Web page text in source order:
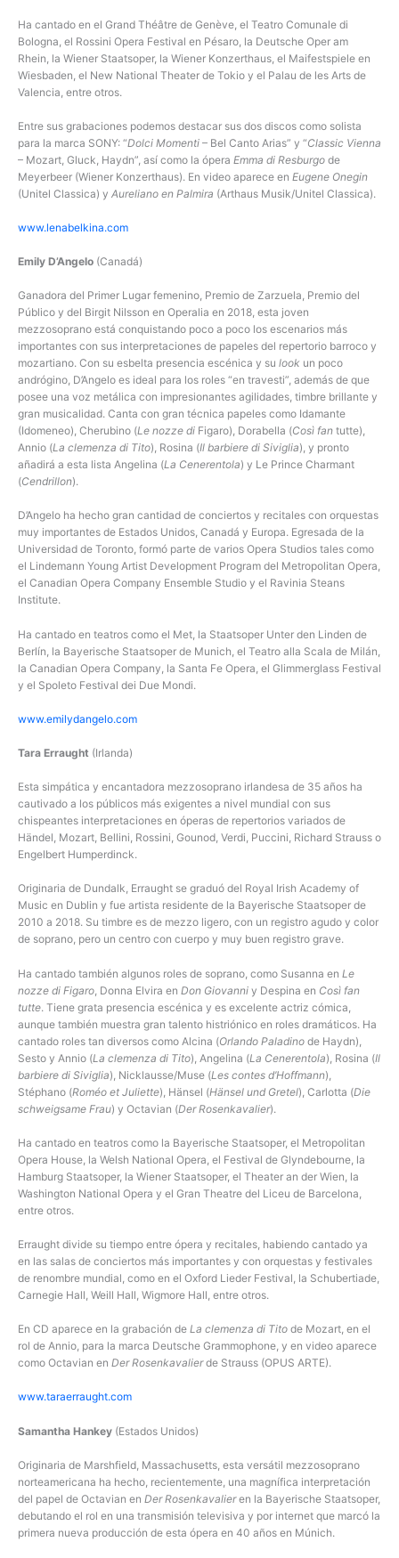
Ha cantado en el Grand Théâtre de Genève, el Teatro Comunale di
Bologna, el Rossini Opera Festival en Pésaro, la Deutsche Oper am
Rhein, la Wiener Staatsoper, la Wiener Konzerthaus, el Maifestspiele en
Wiesbaden, el New National Theater de Tokio y el Palau de les Arts de
Valencia, entre otros.
Entre sus grabaciones podemos destacar sus dos discos como solista
para la marca SONY: “Dolci Momenti – Bel Canto Arias” y “Classic Vienna
– Mozart, Gluck, Haydn”, así como la ópera Emma di Resburgo de
Meyerbeer (Wiener Konzerthaus). En video aparece en Eugene Onegin
(Unitel Classica) y Aureliano en Palmira (Arthaus Musik/Unitel Classica).
www.lenabelkina.com
Emily D’Angelo (Canadá)
Ganadora del Primer Lugar femenino, Premio de Zarzuela, Premio del
Público y del Birgit Nilsson en Operalia en 2018, esta joven
mezzosoprano está conquistando poco a poco los escenarios más
importantes con sus interpretaciones de papeles del repertorio barroco y
mozartiano. Con su esbelta presencia escénica y su look un poco
andrógino, D’Angelo es ideal para los roles “en travesti”, además de que
posee una voz metálica con impresionantes agilidades, timbre brillante y
gran musicalidad. Canta con gran técnica papeles como Idamante
(Idomeneo), Cherubino (Le nozze di Figaro), Dorabella (Così fan tutte),
Annio (La clemenza di Tito), Rosina (Il barbiere di Siviglia), y pronto
añadirá a esta lista Angelina (La Cenerentola) y Le Prince Charmant
(Cendrillon).
D’Angelo ha hecho gran cantidad de conciertos y recitales con orquestas
muy importantes de Estados Unidos, Canadá y Europa. Egresada de la
Universidad de Toronto, formó parte de varios Opera Studios tales como
el Lindemann Young Artist Development Program del Metropolitan Opera,
el Canadian Opera Company Ensemble Studio y el Ravinia Steans
Institute.
Ha cantado en teatros como el Met, la Staatsoper Unter den Linden de
Berlín, la Bayerische Staatsoper de Munich, el Teatro alla Scala de Milán,
la Canadian Opera Company, la Santa Fe Opera, el Glimmerglass Festival
y el Spoleto Festival dei Due Mondi.
www.emilydangelo.com
Tara Erraught (Irlanda)
Esta simpática y encantadora mezzosoprano irlandesa de 35 años ha
cautivado a los públicos más exigentes a nivel mundial con sus
chispeantes interpretaciones en óperas de repertorios variados de
Händel, Mozart, Bellini, Rossini, Gounod, Verdi, Puccini, Richard Strauss o
Engelbert Humperdinck.
Originaria de Dundalk, Erraught se graduó del Royal Irish Academy of
Music en Dublin y fue artista residente de la Bayerische Staatsoper de
2010 a 2018. Su timbre es de mezzo ligero, con un registro agudo y color
de soprano, pero un centro con cuerpo y muy buen registro grave.
Ha cantado también algunos roles de soprano, como Susanna en Le
nozze di Figaro , Donna Elvira en Don Giovanni y Despina en Così fan
tutte. Tiene grata presencia escénica y es excelente actriz cómica,
aunque también muestra gran talento histriónico en roles dramáticos. Ha
cantado roles tan diversos como Alcina (Orlando Paladino de Haydn),
Sesto y Annio (La clemenza di Tito), Angelina (La Cenerentola), Rosina (Il
barbiere di Siviglia), Nicklausse/Muse (Les contes d’Hoffmann),
Stéphano (Roméo et Juliette), Hänsel (Hänsel und Gretel), Carlotta (Die
schweigsame Frau) y Octavian (Der Rosenkavalier).
Ha cantado en teatros como la Bayerische Staatsoper, el Metropolitan
Opera House, la Welsh National Opera, el Festival de Glyndebourne, la
Hamburg Staatsoper, la Wiener Staatsoper, el Theater an der Wien, la
Washington National Opera y el Gran Theatre del Liceu de Barcelona,
entre otros.
Erraught divide su tiempo entre ópera y recitales, habiendo cantado ya
en las salas de conciertos más importantes y con orquestas y festivales
de renombre mundial, como en el Oxford Lieder Festival, la Schubertiade,
Carnegie Hall, Weill Hall, Wigmore Hall, entre otros.
En CD aparece en la grabación de La clemenza di Tito de Mozart, en el
rol de Annio, para la marca Deutsche Grammophone, y en video aparece
como Octavian en Der Rosenkavalierde Strauss (OPUS ARTE).
www.taraerraught.com
Samantha Hankey (Estados Unidos)
Originaria de Marshfield, Massachusetts, esta versátil mezzosoprano
norteamericana ha hecho, recientemente, una magnífica interpretación
del papel de Octavian en Der Rosenkavalieren la Bayerische Staatsoper,
debutando el rol en una transmisión televisiva y por internet que marcó la
primera nueva producción de esta ópera en 40 años en Múnich.